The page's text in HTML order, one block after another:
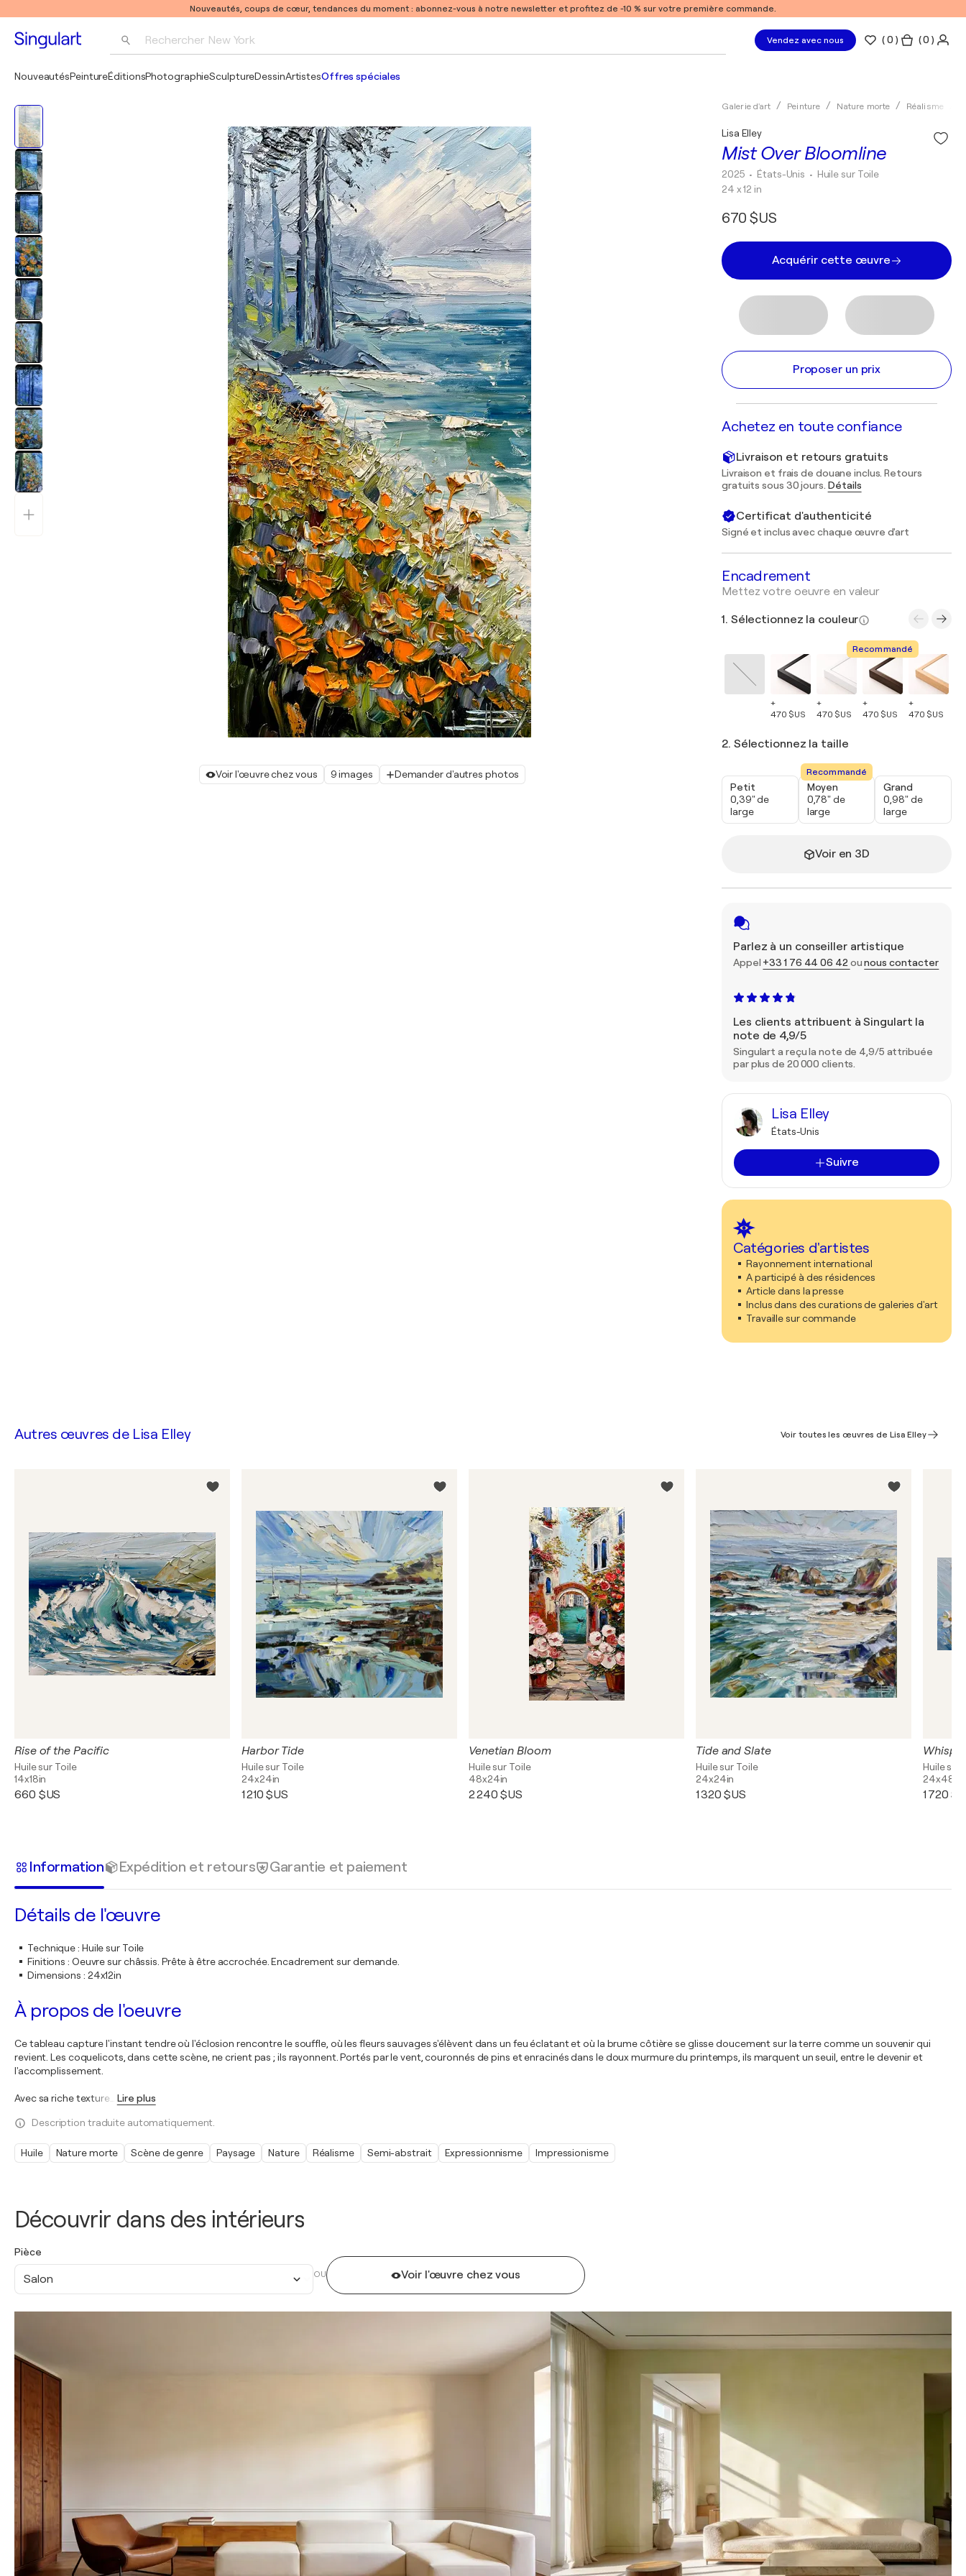
Nouveautés, coups de cœur, tendances du moment : abonnez-vous à notre newsletter et profitez de -10 % sur votre première commande.
Rechercher New York
Pablo Picasso
Vendez avec nous (0 ) ( 0 )
NouveautésPeintureÉditionsPhotographieSculptureDessinArtistesOffres spéciales
Voir l'œuvre chez vous 9 images Demander d'autres photos
Galerie d'art Peinture Nature morte Réalisme
Mist Over Bloomline
Lisa Elley
2025 • États-Unis • Huile sur Toile
24 x 12 in
670 $US
Acquérir cette œuvre
Proposer un prix
Achetez en toute confiance
Livraison et retours gratuits
Livraison et frais de douane inclus. Retours
gratuits sous 30 jours. Détails
Certificat d'authenticité
Signé et inclus avec chaque œuvre d'art
Encadrement
Mettez votre oeuvre en valeur
1. Sélectionnez la couleur
+
470 $US
+
470 $US
Recommandé
+
470 $US
+
470 $US
2. Sélectionnez la taille
Petit
0,39" de
large
Recommandé
Moyen
0,78" de
large
Grand
0,98" de
large
Voir en 3D
Parlez à un conseiller artistique
Appel +33 1 76 44 06 42 ounous contacter
Les clients attribuent à Singulart la
note de 4,9/5
Singulart a reçu la note de 4,9/5 attribuée
par plus de 20 000 clients.
Lisa Elley
États-Unis
Suivre
Catégories d'artistes
Rayonnement international
A participé à des résidences
Article dans la presse
Inclus dans des curations de galeries d'art
Travaille sur commande
Découvrir dans des intérieurs
Pièce
Salon OU Voir l'œuvre chez vous
Autres œuvres de Lisa Elley Voir toutes les œuvres de Lisa Elley
Rise of the Pacific
Huile sur Toile
14x18in
660 $US
Harbor Tide
Huile sur Toile
24x24in
1 210 $US
Venetian Bloom
Huile sur Toile
48x24in
2 240 $US
Tide and Slate
Huile sur Toile
24x24in
1 320 $US
Huile sur
24x48in
1 720
Information Expédition et retours Garantie et paiement
Détails de l'œuvre
Technique: Huile sur Toile
Finitions : Oeuvre sur châssis. Prête à être accrochée. Encadrement sur demande.
Dimensions : 24x12in
À propos de l'oeuvre
Ce tableau capture l'instant tendre où l'éclosion rencontre le souffle, où les fleurs sauvages s'élèvent dans un feu éclatant et où la brume côtière se glisse doucement sur la terre comme un souvenir qui
revient. Les coquelicots, dans cette scène, ne crient pas ; ils rayonnent. Portés par le vent, couronnés de pins et enracinés dans le doux murmure du printemps, ils marquent un seuil, entre le devenir et
l'accomplissement.
Avec sa riche texture Lire plus
Description traduite automatiquement.
Huile Nature morte Scène de genre Paysage Nature Réalisme Semi-abstrait Expressionnisme Impressionisme